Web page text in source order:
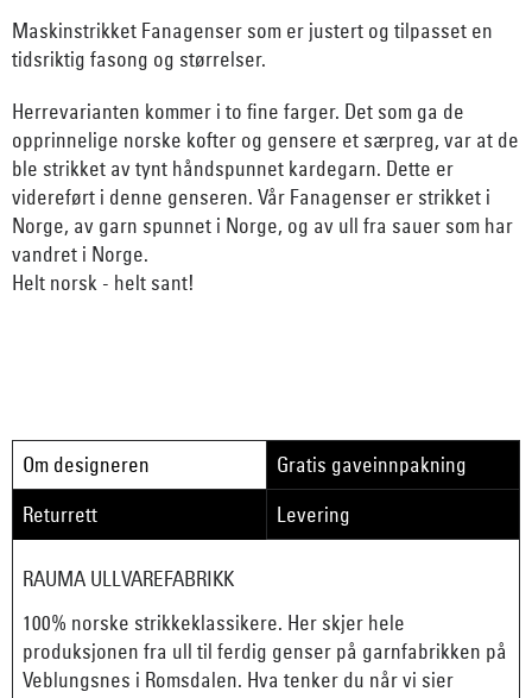
Maskinstrikket Fanagenser som er justert og tilpasset en
tidsriktig fasong og størrelser.
Herrevarianten kommer i to fine farger. Det som ga de
opprinnelige norske kofter og gensere et særpreg, var at de
ble strikket av tynt håndspunnet kardegarn. Dette er
videreført i denne genseren. Vår Fanagenser er strikket i
Norge, av garn spunnet i Norge, og av ull fra sauer som har
vandret i Norge.
Helt norsk - helt sant!
Om designeren
Gratis gaveinnpakning
Returrett
Levering
RAUMA ULLVAREFABRIKK
100% norske strikkeklassikere. Her skjer hele
produksjonen fra ull til ferdig genser på garnfabrikken på
Veblungsnes i Romsdalen. Hva tenker du når vi sier